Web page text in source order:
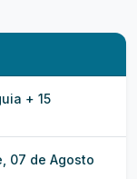
+ 15
07 de Agosto